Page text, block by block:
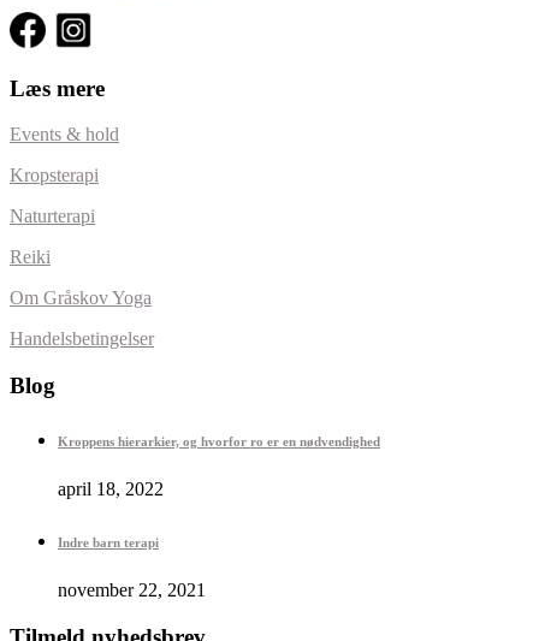
Læs mere
Events & hold
Kropsterapi
Naturterapi
Reiki
Om Gråskov Yoga
Handelsbetingelser
Blog
Kroppens hierarkier, og hvorfor ro er en nødvendighed
april 18, 2022
Indre barn terapi
november 22, 2021